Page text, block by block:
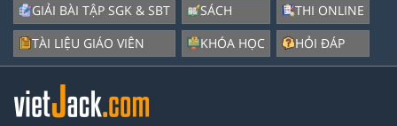
GIẢI BÀI TẬP SGK & SBT
TÀI LIỆU GIÁO VIÊN
SÁCH
KHÓA HỌC
THI ONLINE
HỎI ĐÁP